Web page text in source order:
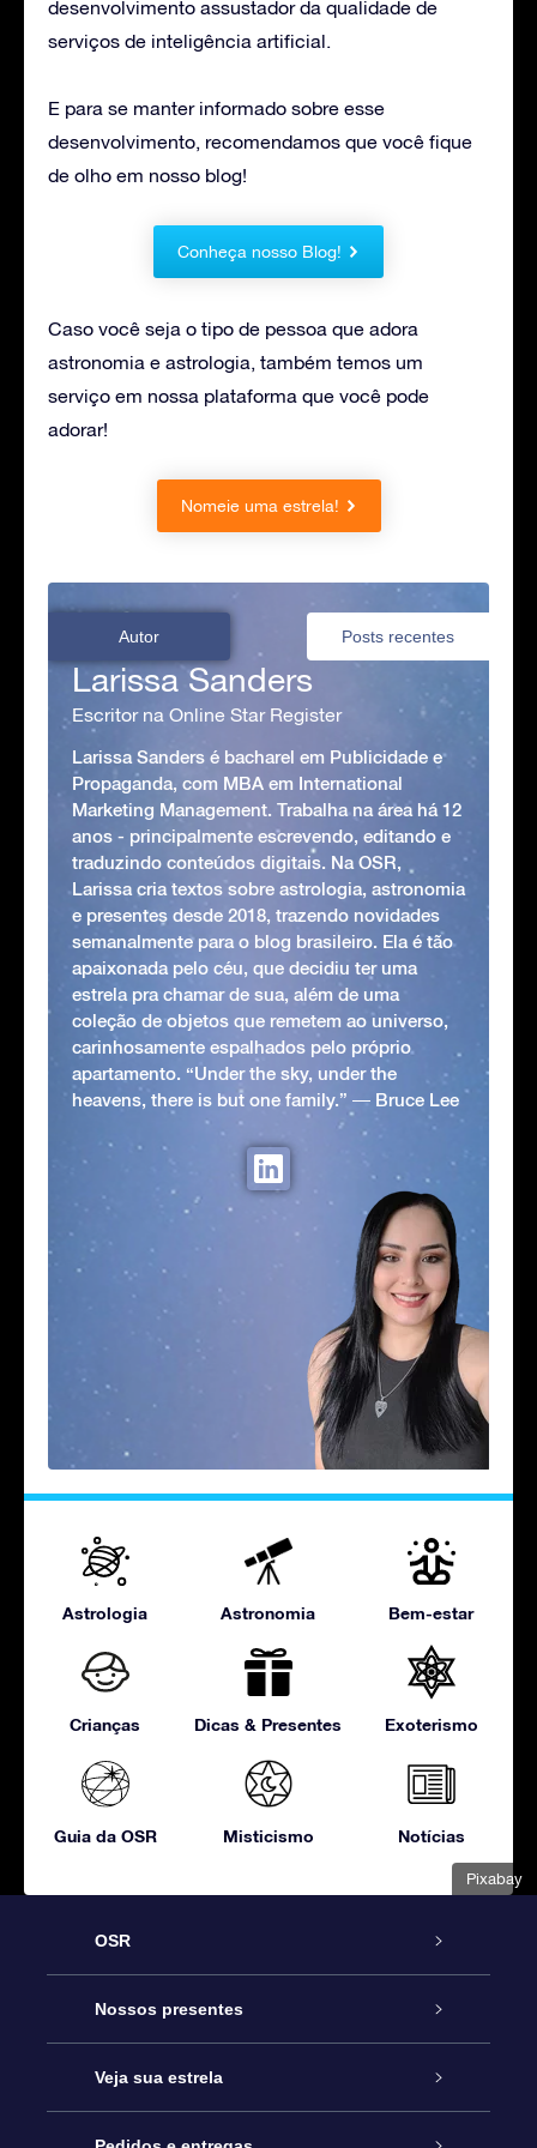
Pixabay
desenvolvimento assustador da qualidade de
serviços de inteligência artificial.
E para se manter informado sobre esse
desenvolvimento, recomendamos que você fique
de olho em nosso blog!
Conheça nosso Blog!
Caso você seja o tipo de pessoa que adora
astronomia e astrologia, também temos um
serviço em nossa plataforma que você pode
adorar!
Nomeie uma estrela!
Autor Posts recentes
Larissa Sanders
Escritor na Online Star Register
Larissa Sanders é bacharel em Publicidade e
Propaganda, com MBA em International
Marketing Management. Trabalha na área há 12
anos - principalmente escrevendo, editando e
traduzindo conteúdos digitais. Na OSR,
Larissa cria textos sobre astrologia, astronomia
e presentes desde 2018, trazendo novidades
semanalmente para o blog brasileiro. Ela é tão
apaixonada pelo céu, que decidiu ter uma
estrela pra chamar de sua, além de uma
coleção de objetos que remetem ao universo,
carinhosamente espalhados pelo próprio
apartamento. “Under the sky, under the
heavens, there is but one family.” ― Bruce Lee
Astrologia Astronomia Bem-estar
Crianças Dicas & Presentes Exoterismo
Guia da OSR Misticismo Notícias
OSR
Serviço
Entre em contato conosco
Blog
Nossos presentes
Presente estrelar on-line
Pacote de presente da OSR
Veja sua estrela